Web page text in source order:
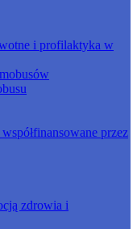
i profilaktyka w
przez
zdrowia i